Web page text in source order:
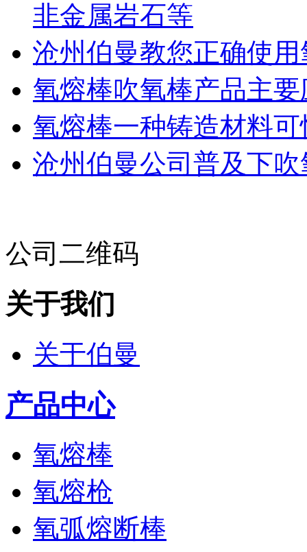
非金属岩石等
沧州伯曼教您正确使
氧熔棒吹氧棒产品主
氧熔棒一种铸造材料
沧州伯曼公司普及下
公司二维码
关于我们
关于伯曼
产品中心
氧熔棒
氧熔枪
氧弧熔断棒